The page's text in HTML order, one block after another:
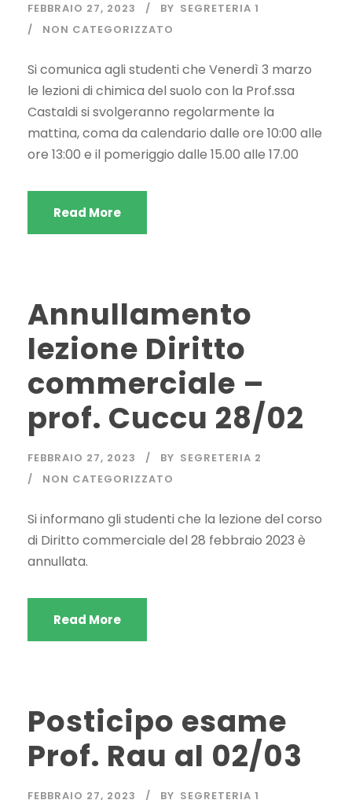
FEBBRAIO 27, 2023 BY SEGRETERIA 1
NON CATEGORIZZATO
Si comunica agli studenti che Venerdì 3 marzo
le lezioni di chimica del suolo con la Prof.ssa
Castaldi si svolgeranno regolarmente la
mattina, coma da calendario dalle ore 10:00 alle
ore 13:00 e il pomeriggio dalle 15.00 alle 17.00
Read More
Annullamento
lezione Diritto
commerciale –
prof. Cuccu 28/02
FEBBRAIO 27, 2023 BY SEGRETERIA 2
NON CATEGORIZZATO
Si informano gli studenti che la lezione del corso
di Diritto commerciale del 28 febbraio 2023 è
annullata.
Read More
Posticipo esame
Prof. Rau al 02/03
FEBBRAIO 27, 2023 BY SEGRETERIA 1